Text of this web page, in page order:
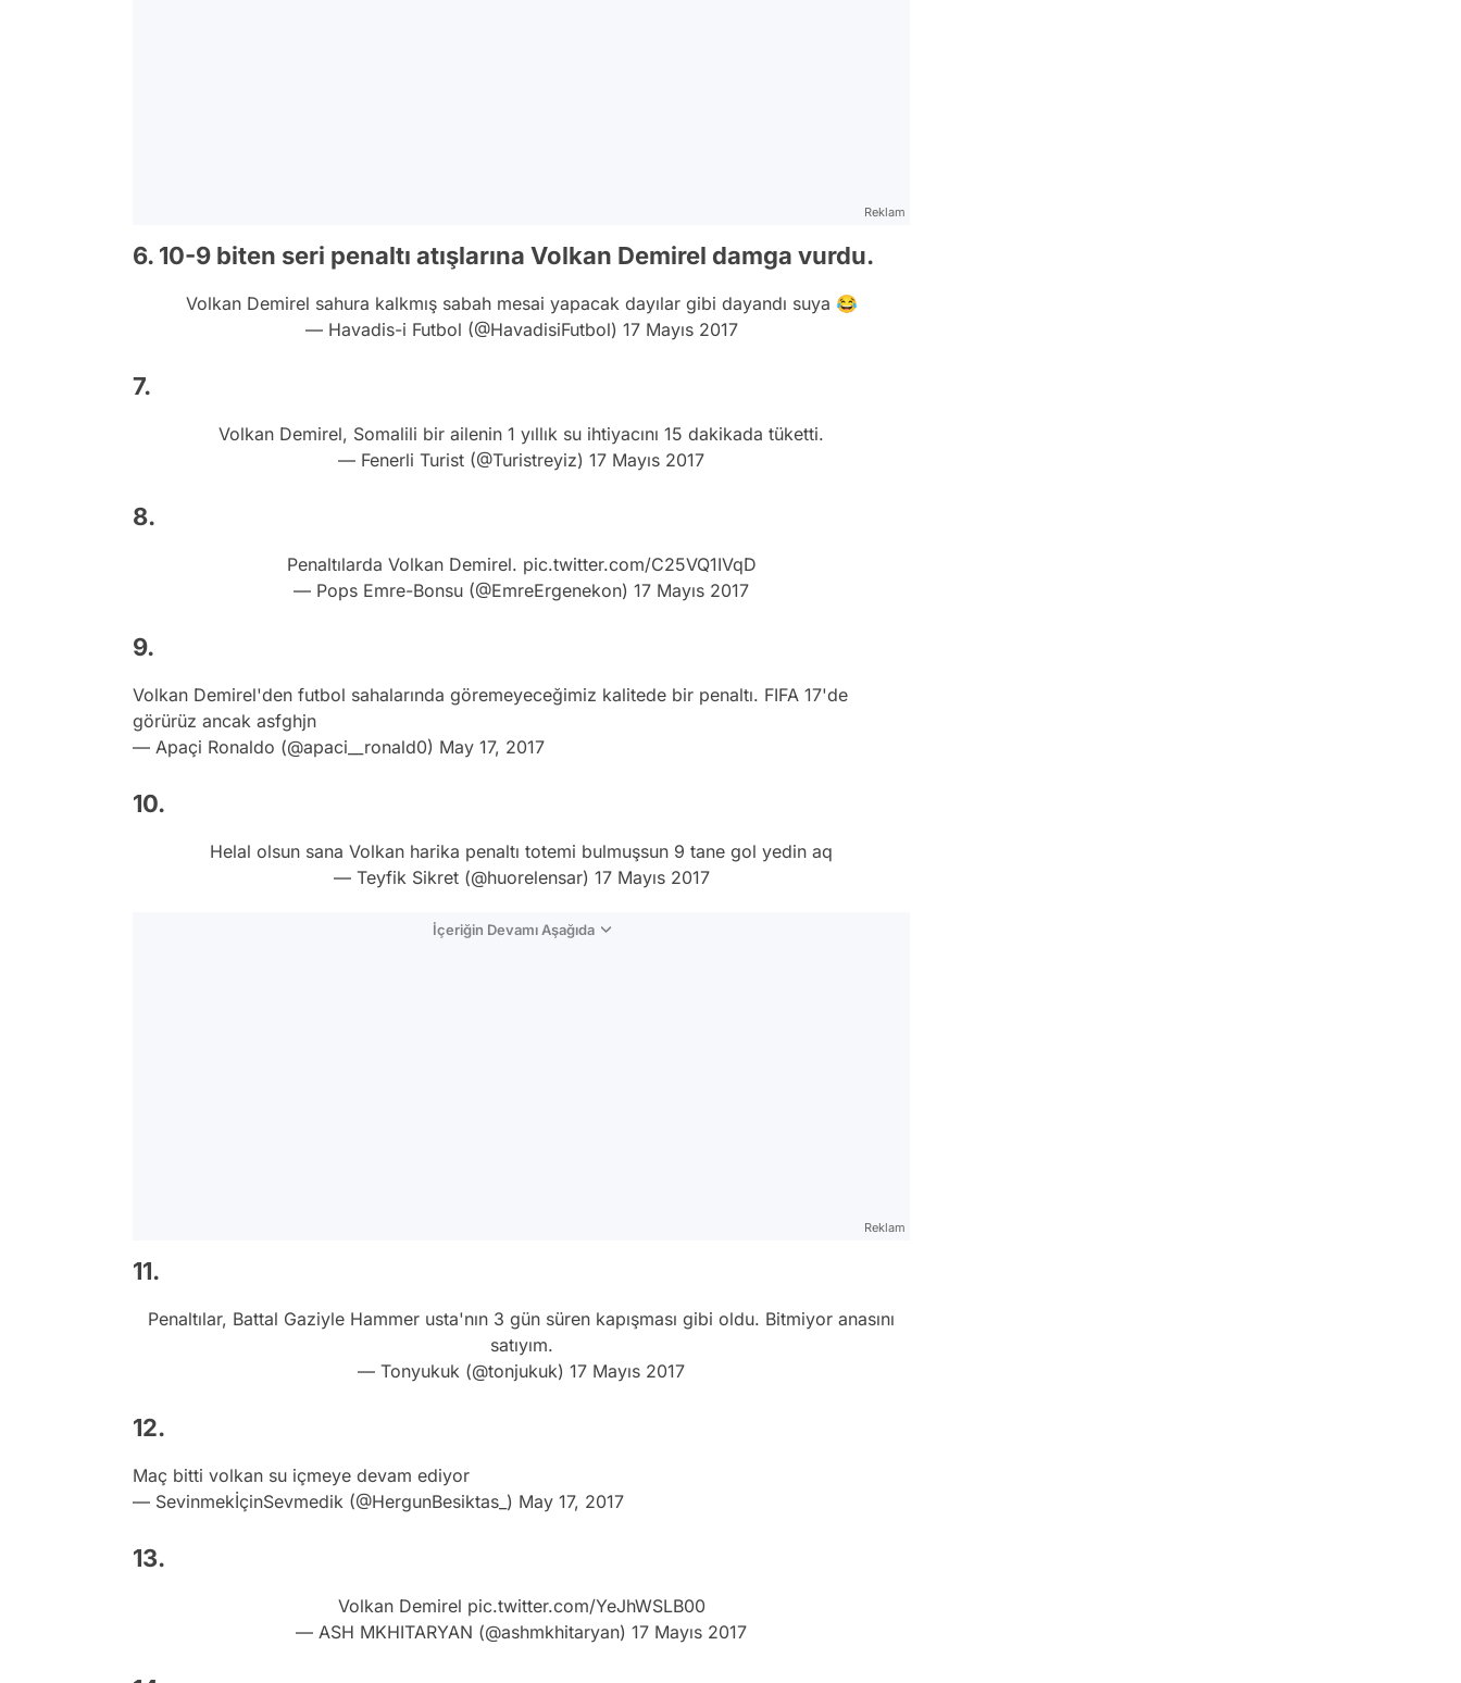
Reklam
6. 10-9 biten seri penaltı atışlarına Volkan Demirel damga vurdu.
Volkan Demirel sahura kalkmış sabah mesai yapacak dayılar gibi dayandı suya 😂
— Havadis-i Futbol (@HavadisiFutbol) 17 Mayıs 2017
7.
Volkan Demirel, Somalili bir ailenin 1 yıllık su ihtiyacını 15 dakikada tüketti.
— Fenerli Turist (@Turistreyiz) 17 Mayıs 2017
8.
Penaltılarda Volkan Demirel. pic.twitter.com/C25VQ1IVqD
— Pops Emre-Bonsu (@EmreErgenekon) 17 Mayıs 2017
9.
Volkan Demirel'den futbol sahalarında göremeyeceğimiz kalitede bir penaltı. FIFA 17'de
görürüz ancak asfghjn
— Apaçi Ronaldo (@apaci__ronald0) May 17, 2017
10.
Helal olsun sana Volkan harika penaltı totemi bulmuşsun 9 tane gol yedin aq
— Teyfik Sikret (@huorelensar) 17 Mayıs 2017
İçeriğin Devamı Aşağıda
Reklam
11.
Penaltılar, Battal Gaziyle Hammer usta'nın 3 gün süren kapışması gibi oldu. Bitmiyor anasını
satıyım.
— Tonyukuk (@tonjukuk) 17 Mayıs 2017
12.
Maç bitti volkan su içmeye devam ediyor
— SevinmekİçinSevmedik (@HergunBesiktas_) May 17, 2017
13.
Volkan Demirel pic.twitter.com/YeJhWSLB00
— ASH MKHITARYAN (@ashmkhitaryan) 17 Mayıs 2017